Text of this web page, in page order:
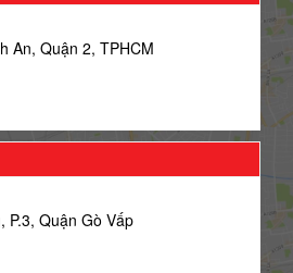
An, Quận 2, TPHCM
P.3, Quận Gò Vấp